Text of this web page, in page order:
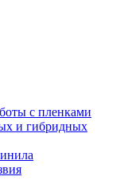
с пленками
и гибридных